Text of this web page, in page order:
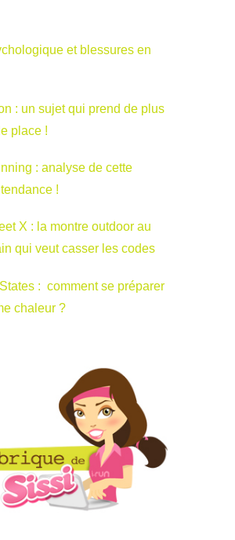
et blessures en
: un sujet qui prend de plus
place !
: analyse de cette
!
X : la montre outdoor au
qui veut casser les codes
: comment se préparer
chaleur ?